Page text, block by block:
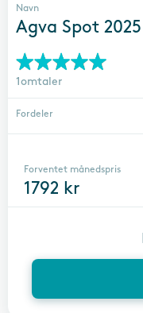
Navn
Agva Spot 2025
1omtaler
Fordeler
Forventet månedspris
1792 kr